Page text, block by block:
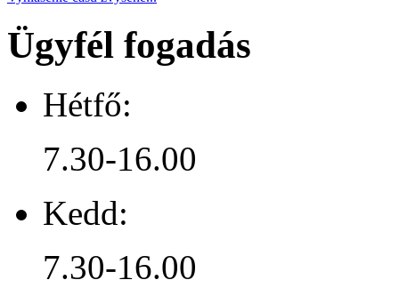
Ügyfél fogadás
Hétfő:
7.30-16.00
Kedd:
7.30-16.00